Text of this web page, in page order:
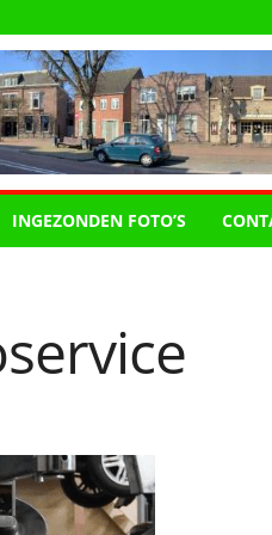
INGEZONDEN FOTO’S